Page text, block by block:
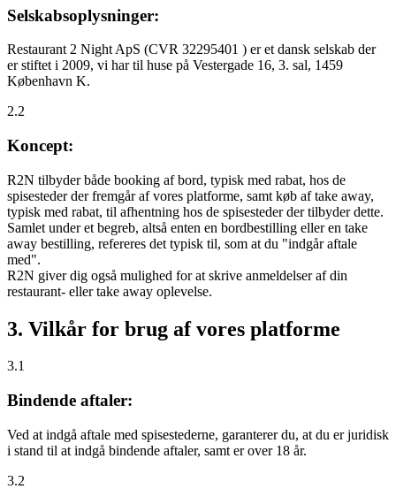
Selskabsoplysninger:
Restaurant 2 Night ApS (CVR 32295401 ) er et dansk selskab der
er stiftet i 2009, vi har til huse på Vestergade 16, 3. sal, 1459
København K.
2.2
Koncept:
R2N tilbyder både booking af bord, typisk med rabat, hos de
spisesteder der fremgår af vores platforme, samt køb af take away,
typisk med rabat, til afhentning hos de spisesteder der tilbyder dette.
Samlet under et begreb, altså enten en bordbestilling eller en take
away bestilling, refereres det typisk til, som at du "indgår aftale
med".
R2N giver dig også mulighed for at skrive anmeldelser af din
restaurant- eller take away oplevelse.
3. Vilkår for brug af vores platforme
3.1
Bindende aftaler:
Ved at indgå aftale med spisestederne, garanterer du, at du er juridisk
i stand til at indgå bindende aftaler, samt er over 18 år.
3.2